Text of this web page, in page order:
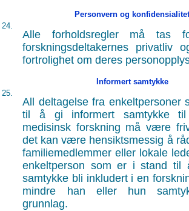
Personvern og konfidensialitet
24.
Alle forholdsregler må tas
forskningsdeltakernes privatliv
fortrolighet om deres
Informert samtykke
25.
All deltagelse fra enkeltpersoner
til å gi informert samtykke til
medisinsk forskning må være
det kan være hensiktsmessig å
familiemedlemmer eller lokale
enkeltperson som er i stand til
samtykke bli inkludert i en
mindre han eller hun
grunnlag.